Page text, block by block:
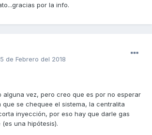
por la info.
5 de Febrero del 2018
alguna vez, pero creo que es por no esperar
que se chequee el sistema, la centralita
inyección, por eso hay que darle gas
una hipótesis).